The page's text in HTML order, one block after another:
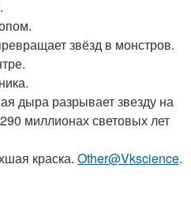
звёзд в монстров.
дыра разрывает звезду на
миллионах световых лет
краска. Other@Vkscience.